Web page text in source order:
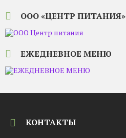
ООО «ЦЕНТР ПИТАНИЯ»
ЕЖЕДНЕВНОЕ МЕНЮ
КОНТАКТЫ